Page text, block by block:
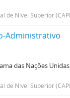
de Nível Superior
Administrativo
das Nações
de Nível Superior